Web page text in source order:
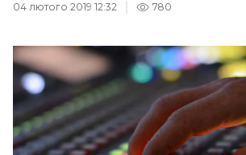
04 лютого 2019 12:32
780